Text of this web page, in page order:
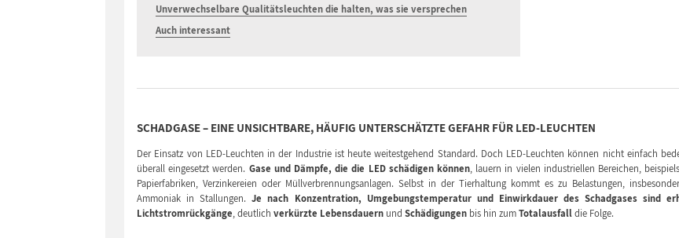
Unverwechselbare Qualitätsleuchten die halten, was sie versprechen
Auch interessant
SCHADGASE – EINE UNSICHTBARE, HÄUFIG UNTERSCHÄTZTE GEFAHR FÜR LED-LEUCHTEN
Der Einsatz von LED-Leuchten in der Industrie ist heute weitestgehend Standard. Doch LED-Leuchten können nicht einfach
überall eingesetzt werden. Gase und Dämpfe, die die LED schädigen können, lauern in vielen industriellen Bereichen,
Papierfabriken, Verzinkereien oder Müllverbrennungsanlagen. Selbst in der Tierhaltung kommt es zu Belastungen,
Ammoniak in Stallungen.Je nach Konzentration, Umgebungstemperatur und Einwirkdauer des Schadgases sind
Lichtstromrückgänge, deutlichverkürzte Lebensdauern undSchädigungen bis hin zumTotalausfalldie Folge.